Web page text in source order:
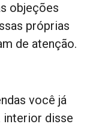
objeções
próprias
de atenção.
você já
interior disse